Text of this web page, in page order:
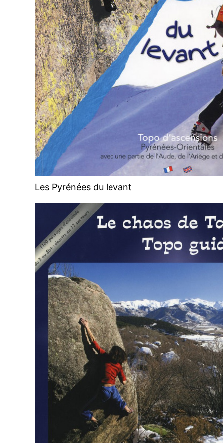
Les Pyrénées du levant